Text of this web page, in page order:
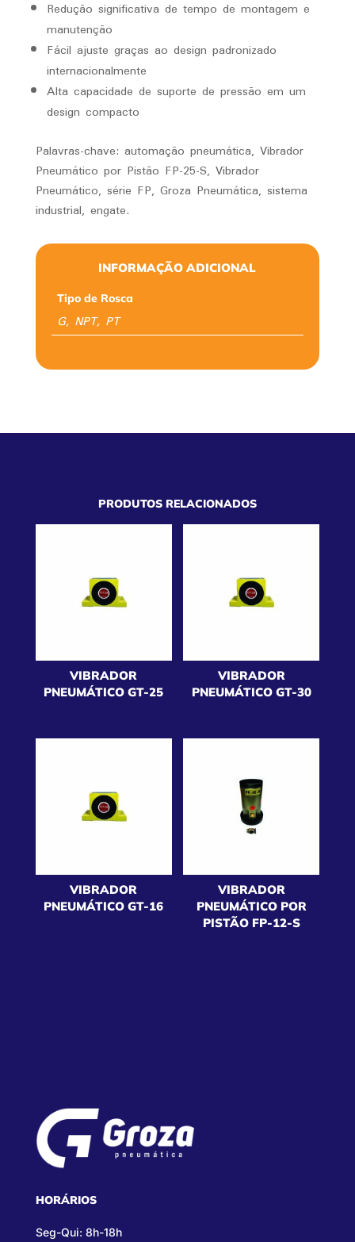
Redução significativa de tempo de montagem e
manutenção
Fácil ajuste graças ao design padronizado
internacionalmente
Alta capacidade de suporte de pressão em um
design compacto
Palavras-chave: automação pneumática, Vibrador
Pneumático por Pistão FP-25-S, Vibrador
Pneumático, série FP, Groza Pneumática, sistema
industrial, engate.
INFORMAÇÃO ADICIONAL
Tipo de Rosca
G, NPT, PT
PRODUTOS RELACIONADOS
VIBRADOR
PNEUMÁTICO GT-25
VIBRADOR
PNEUMÁTICO GT-30
VIBRADOR
PNEUMÁTICO GT-16
VIBRADOR
PNEUMÁTICO POR
PISTÃO FP-12-S
HORÁRIOS
Seg-Qui: 8h-18h